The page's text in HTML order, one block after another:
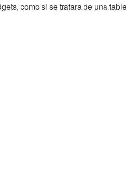
como si se tratara de una